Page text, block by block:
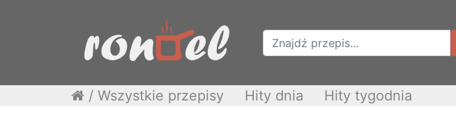
/ Wszystkie przepisy Hity dnia Hity tygodnia